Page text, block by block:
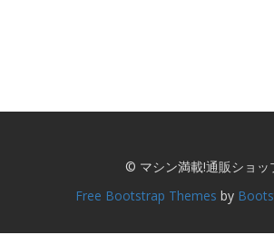
© マシン満載!通販ショッ
Free Bootstrap Themes by